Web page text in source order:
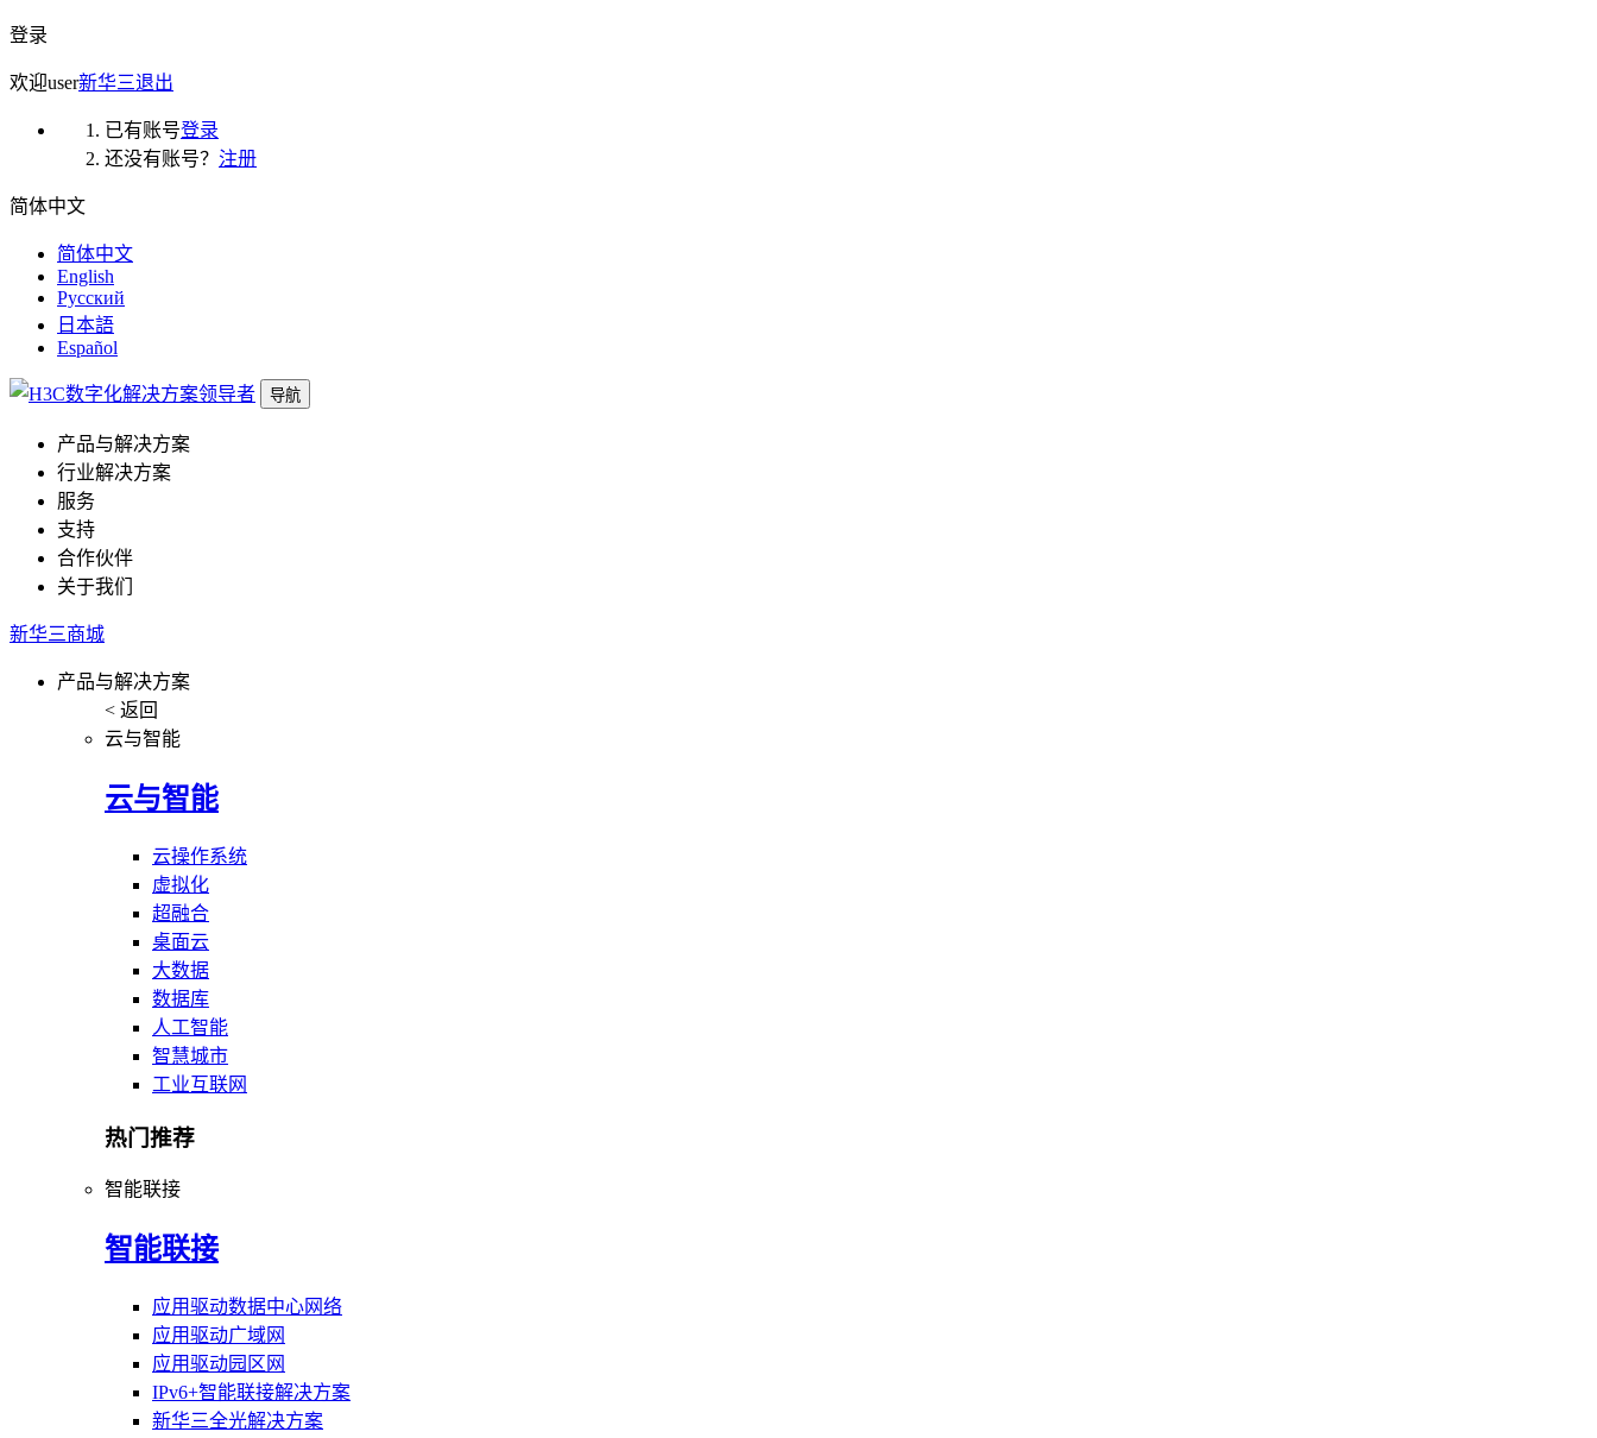
登录
欢迎user新华三退出
已有账号登录
还没有账号？ 注册
简体中文
简体中文
English
Русский
日本語
Español
导航
产品与解决方案
行业解决方案
服务
支持
合作伙伴
关于我们
新华三商城
产品与解决方案
< 返回
云与智能
云与智能
云操作系统
虚拟化
超融合
桌面云
大数据
数据库
人工智能
智慧城市
工业互联网
热门推荐
智能联接
智能联接
应用驱动数据中心网络
应用驱动广域网
应用驱动园区网
IPv6+智能联接解决方案
新华三全光解决方案